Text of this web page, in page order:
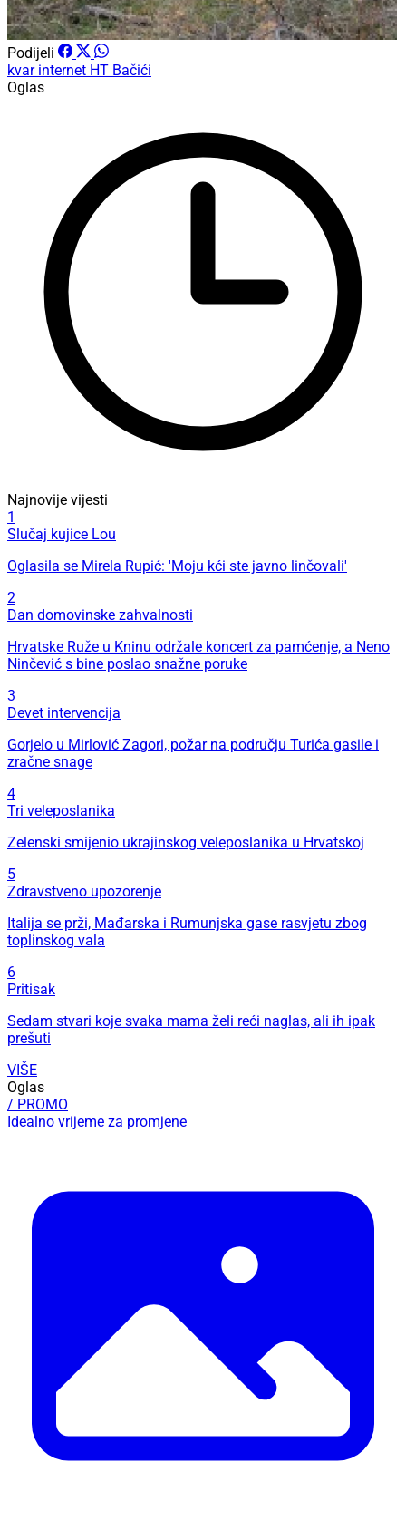
Podijeli
kvar internet HT Bačići
Oglas
Najnovije vijesti
1
Slučaj kujice Lou
Oglasila se Mirela Rupić: 'Moju kći ste javno linčovali'
2
Dan domovinske zahvalnosti
Hrvatske Ruže u Kninu održale koncert za pamćenje, a Neno
Ninčević s bine poslao snažne poruke
3
Devet intervencija
Gorjelo u Mirlović Zagori, požar na području Turića gasile i
zračne snage
4
Tri veleposlanika
Zelenski smijenio ukrajinskog veleposlanika u Hrvatskoj
5
Zdravstveno upozorenje
Italija se prži, Mađarska i Rumunjska gase rasvjetu zbog
toplinskog vala
6
Pritisak
Sedam stvari koje svaka mama želi reći naglas, ali ih ipak
prešuti
VIŠE
Oglas
/ PROMO
Idealno vrijeme za promjene